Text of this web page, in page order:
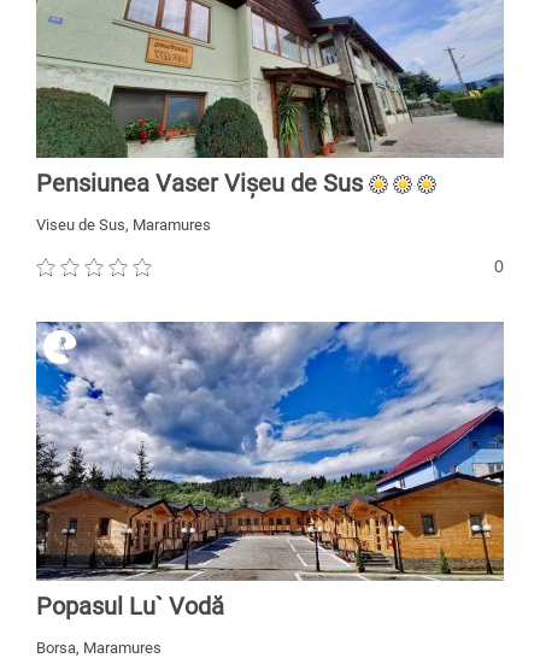
Pensiunea Vaser Vișeu de Sus
Viseu de Sus, Maramures
0
Popasul Lu` Vodă
Borsa, Maramures